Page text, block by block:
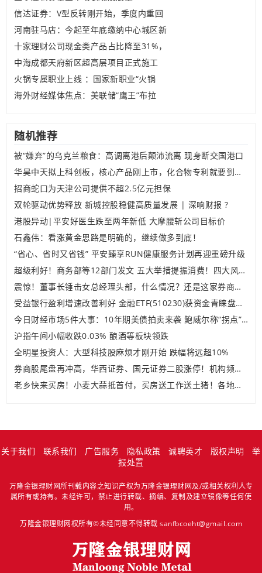
信达证券：V型反转刚开始，季度内重回
河南驻马店：今起至年底缴纳中心城区新
十家理财公司现金类产品占比降至31%，
中海成都天府新区超高层项目正式施工
火锅专属职业上线 ：国家新职业“火锅
海外财经媒体焦点：美联储“鹰王”布拉
随机推荐
被“嫌弃”的乌克兰粮食：高调离港后颠沛流离 现身断交国港口
华昊中天拟上科创板，核心产品刚上市，化合物专利就要到期了
招商蛇口为天津公司提供不超2.5亿元担保
双轮驱动优势释放 新城控股稳健高质量发展 | 深响财报 ?
港股异动|平安好医生跌至两年新低 大摩腰斩公司目标价
石鑫伟：看涨黄金思路是明确的，继续做多到底！
“省心、省时又省钱” 平安臻享RUN健康服务计划再迎重磅升级
超级利好！商务部等12部门发文 五大举措提振消费！四大风口集中爆发？
震惊！董事长锤击女总经理头部，什么情况？还是这家券商掌门人，已被刑拘！受害者已做颅骨手术
受益银行盈利增速改善利好 金融ETF(510230)获资金青睐盘中涨超1%
今日财经市场5件大事：10年期美债拍卖来袭 鲍威尔称“拐点”来了
沪指午间小幅收跌0.03% 酿酒等板块领跌
全明星投资人：大型科技股麻烦才刚开始 跌幅将远超10%
券商股尾盘再冲高，华西证券、国元证券二股涨停！机构频频高呼：券商迎来战略配置时间窗口！
老乡快来买房！小麦大蒜抵首付，买房送工作送土猪！各地为去库存拼了
关于我们 联系我们 广告服务 隐私政策 诚聘英才 版权声明
举
报处置
万隆金银理财网所刊载内容之知识产权为万隆金银理财网及/或相关权利人专
属所有或持有。未经许可，禁止进行转载、摘编、复制及建立镜像等任何使
用。
万隆金银理财网权所有©未经同意不得转载 sanfbcoeht@gmail.com